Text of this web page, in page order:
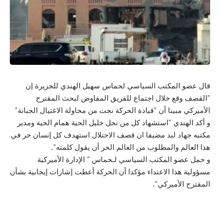
قال عضو المكتب السياسي لحماس سهيل الهندي للجزيرة إن
”القصف وقع خلال اجتماع للفريق المفاوض لبحث المقترح
الأميركي مبينا أن ”قيادة الحركة نجت من محاولة الاغتيال الجبانة”
و أكد الهندي ”استشهاد كل من نجل خليل الحية همام الحية ومدير
مكتبه جهاد لبد مضيفا ان قصف الاحتلال استهدف كل إنسان حر في
هذا العالم والمطلوب من العالم الحر أن يقول كلمته”.
و حمل عضو المكتب السياسي لـحماس ” الإدارة الأميركية
مسؤولية هذا الاعتداء مؤكدا أن الحركة أعطت إشارات إيجابية بشأن
المقترح الأميركي”.